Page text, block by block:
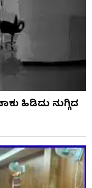
ಹಿಡಿದು ನುಗ್ಗಿದ